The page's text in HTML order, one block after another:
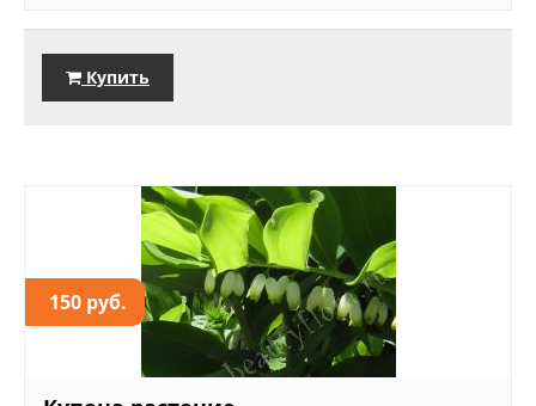
Купить
150 руб.